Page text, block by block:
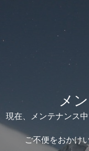
メ
現在、メンテナンス
ご不便をおかけ